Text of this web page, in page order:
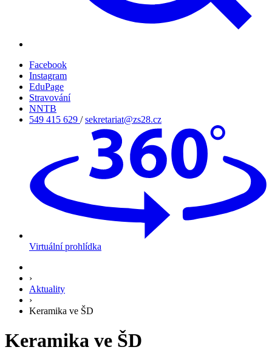
Facebook
Instagram
EduPage
Stravování
NNTB
549 415 629 /sekretariat@zs28.cz
Virtuální prohlídka
›
Aktuality
›
Keramika ve ŠD
Keramika ve ŠD